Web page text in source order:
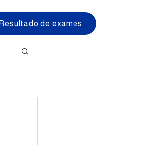
Resultado de exames